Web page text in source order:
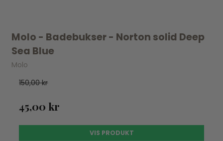
Molo - Badebukser - Norton solid Deep
Sea Blue
Molo
150,00 kr
45,00 kr
VIS PRODUKT